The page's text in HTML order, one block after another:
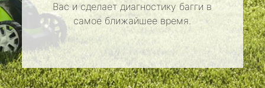
Вас и сделает диагностику багги в
самое ближайшее время.